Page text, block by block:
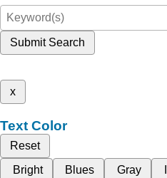
Submit Search
x
Text Color
Reset
Bright
Blues Gray